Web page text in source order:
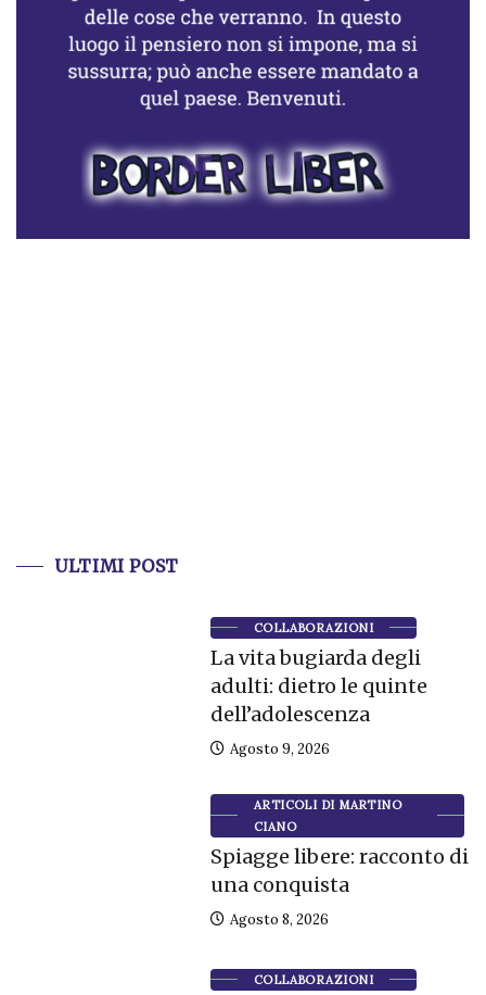
ULTIMI POST
COLLABORAZIONI
La vita bugiarda degli
adulti: dietro le quinte
dell’adolescenza
Agosto 9, 2026
ARTICOLI DI MARTINO
CIANO
Spiagge libere: racconto di
una conquista
Agosto 8, 2026
COLLABORAZIONI